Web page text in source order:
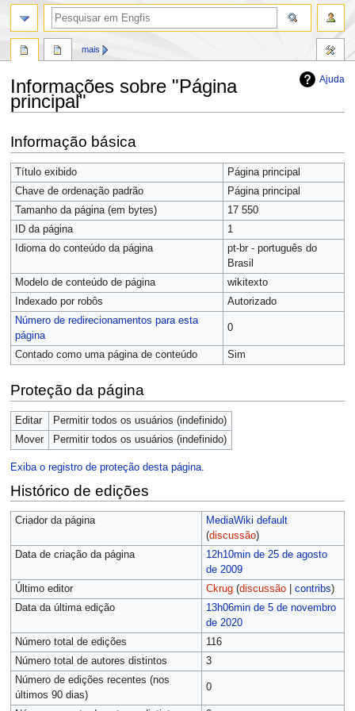
Ajuda
Informações sobre "Página
principal"
para
navegação
para
pesquisar
Informação básica
Título exibido
Página principal
Chave de ordenação padrão
Página principal
Tamanho da página (em bytes)
17 550
ID da página
1
Idioma do conteúdo da página
pt-br - português do
Brasil
Modelo de conteúdo de página
wikitexto
Indexado por robôs
Autorizado
Número de redirecionamentos para esta
página
0
Contado como uma página de conteúdo Sim
Proteção da página
Editar
Permitir todos os usuários (indefinido)
Mover
Permitir todos os usuários (indefinido)
Exiba o registro de proteção desta página.
Histórico de edições
Criador da página
MediaWiki default
(discussão)
Data de criação da página
12h10min de 25 de agosto
de 2009
Último editor
Ckrug (discussão| contribs)
Data da última edição
13h06min de 5 de novembro
de 2020
Número total de edições
116
Número total de autores distintos
3
Número de edições recentes (nos
últimos 90 dias)
0
mais